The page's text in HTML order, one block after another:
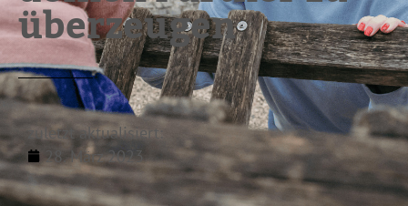
überzeugen
zuletzt aktualisiert:
28. März 2023